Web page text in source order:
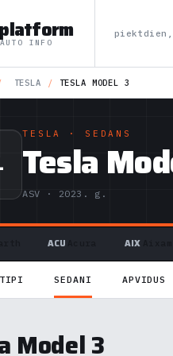
INFO
TESLA / TESLA MODEL 3
TESLA · SEDANS
Tesla
ASV · 2023. g.
ACU AIX
SEDANI APVIDUS
Model 3